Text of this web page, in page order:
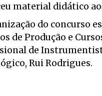
material didático
do concurso
de Produção e
de
Rui Rodrigues.